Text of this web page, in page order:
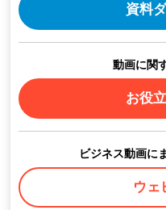
資料
動画に関
お役
ビジネス動画に
ウェ